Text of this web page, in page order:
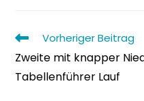
Weitere
Artikel
ansehen
Vorheriger Beitrag
Zweite mit knapper
Tabellenführer Lauf